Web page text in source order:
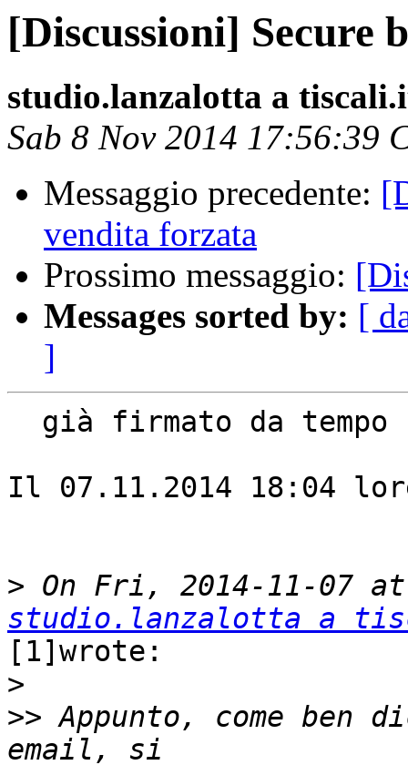
[Discussioni] Secure
studio.lanzalotta a
Sab 8 Nov 2014 17:56:39
Messaggio precedente:
vendita forzata
Prossimo messaggio:
Messages sorted by: [
]
Il 07.11.2014 18:04
>
studio.lanzalotta a
[1]wrote:
>
>> Appunto, come ben